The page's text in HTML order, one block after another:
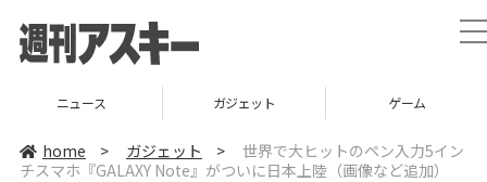
t
o
ニュース ガジェット ゲーム
home > ガジェット >
世界で大ヒットのペン入力5イン
チスマホ『GALAXY Note』がついに日本上陸（画像など追加）